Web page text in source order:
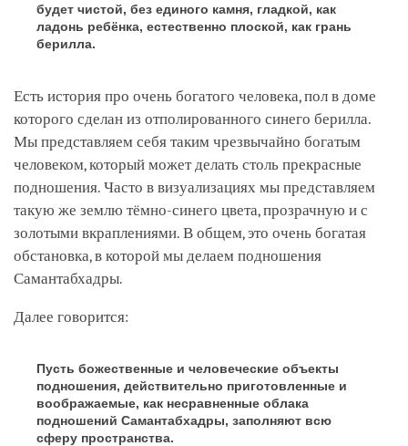
будет чистой, без единого камня, гладкой, как
ладонь ребёнка, естественно плоской, как грань
берилла.
Есть история про очень богатого человека, пол в доме
которого сделан из отполированного синего берилла.
Мы представляем себя таким чрезвычайно богатым
человеком, который может делать столь прекрасные
подношения. Часто в визуализациях мы представляем
такую же землю тёмно-синего цвета, прозрачную и с
золотыми вкраплениями. В общем, это очень богатая
обстановка, в которой мы делаем подношения
Самантабхадры.
Далее говорится:
Пусть божественные и человеческие объекты
подношения, действительно приготовленные и
воображаемые, как несравненные облака
подношений Самантабхадры, заполняют всю
сферу пространства.